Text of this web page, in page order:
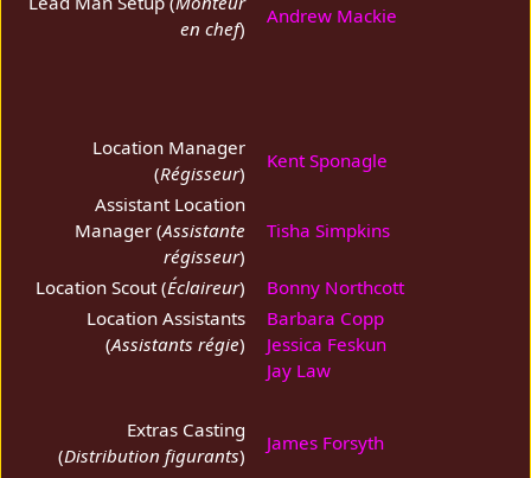
en chef)
Andrew Mackie
Location Manager
(Régisseur)
Kent Sponagle
Assistant Location
Manager (Assistante
régisseur)
Tisha Simpkins
Location Scout (Éclaireur)
Bonny Northcott
Location Assistants
(Assistants régie)
Barbara Copp
Jessica Feskun
Jay Law
Extras Casting
(Distribution figurants)
James Forsyth